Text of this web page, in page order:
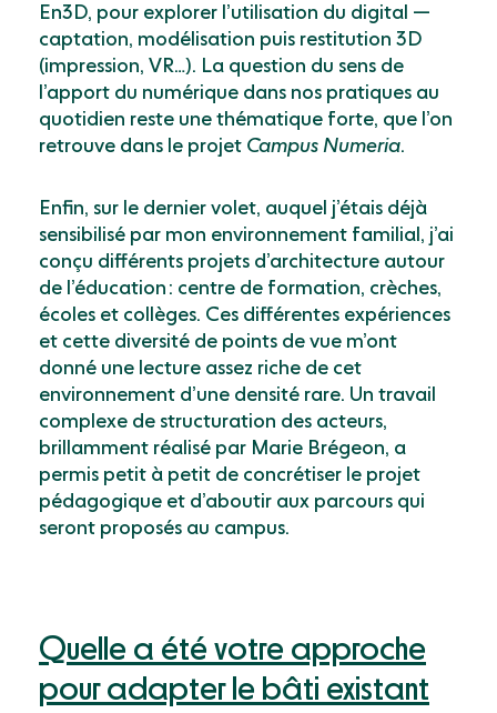
En3D, pour explorer lʼutilisation du digital —
captation, modélisation puis restitution 3D
(impression, VR…). La question du sens de
lʼapport du numérique dans nos pratiques au
quotidien reste une thématique forte, que lʼon
retrouve dans le projet Campus Numeria.
Enfin, sur le dernier volet, auquel jʼétais déjà
sensibilisé par mon environnement familial, jʼai
conçu différents projets dʼarchitecture autour
de lʼéducation : centre de formation, crèches,
écoles et collèges. Ces différentes expériences
et cette diversité de points de vue mʼont
donné une lecture assez riche de cet
environnement dʼune densité rare. Un travail
complexe de structuration des acteurs,
brillamment réalisé par Marie Brégeon, a
permis petit à petit de concrétiser le projet
pédagogique et dʼaboutir aux parcours qui
seront proposés au campus.
Quelle a été votre approche
pour adapter le bâti existant